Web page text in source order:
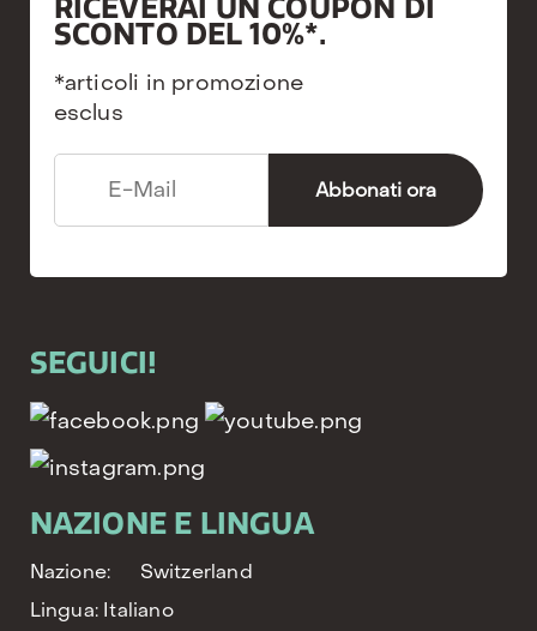
SCONTO DEL 10%*.
*articoli in promozione
esclus
SEGUICI!
NAZIONE E LINGUA
Nazione:
Switzerland
Lingua: Italiano